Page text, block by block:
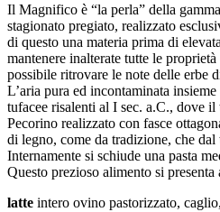
Il Magnifico è “la perla” della
stagionato pregiato, realizzato
di questo una materia prima di
mantenere inalterate tutte le
possibile ritrovare le note delle erbe
L’aria pura ed incontaminata
tufacee risalenti al I sec. a.C., dove
Pecorino realizzato con fasce
di legno, come da tradizione, che
Internamente si schiude una pasta
Questo prezioso alimento si
latte intero ovino pastorizzato,